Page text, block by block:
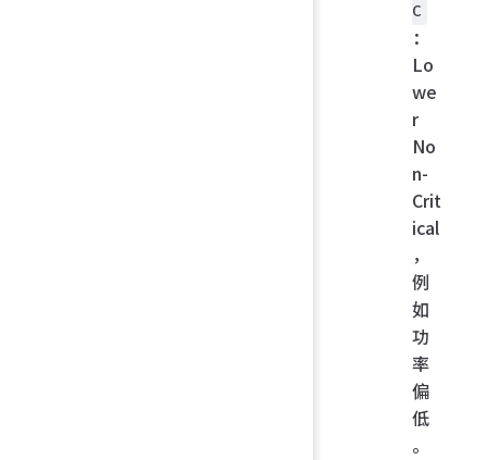
C
：
Lo
we
r
No
n-
Crit
ical
，
例
如
功
率
偏
低
。